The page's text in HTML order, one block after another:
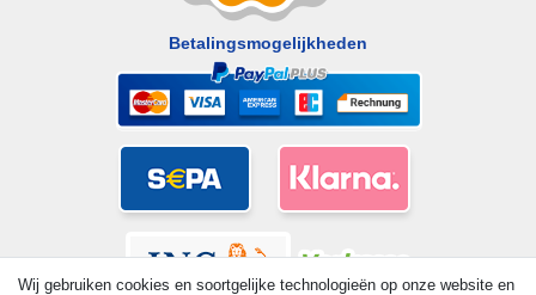
Betalingsmogelijkheden
Wij gebruiken cookies en soortgelijke technologieën op onze website en